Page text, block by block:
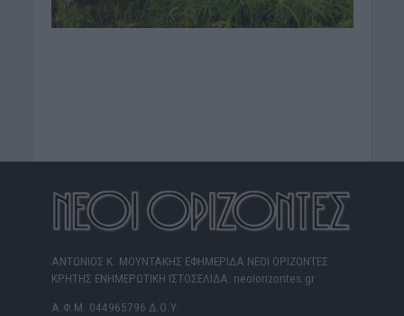
ΑΝΤΩΝΙΟΣ Κ. ΜΟΥΝΤΑΚΗΣ ΕΦΗΜΕΡΙΔΑ ΝΕΟΙ ΟΡΙΖΟΝΤΕΣ
ΚΡΗΤΗΣ ΕΝΗΜΕΡΩΤΙΚΗ ΙΣΤΟΣΕΛΙΔΑ: neoiorizontes.gr
Α.Φ.Μ. 044965796 Δ.Ο.Υ.